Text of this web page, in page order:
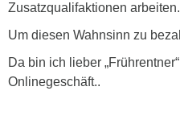
Zusatzqualifaktionen
Um diesen Wahnsinn zu
Da bin ich lieber
Onlinegeschäft..